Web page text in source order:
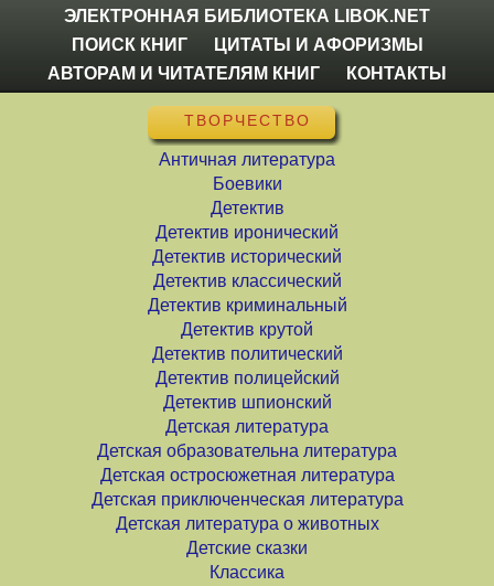
ЭЛЕКТРОННАЯ БИБЛИОТЕКА LIBOK.NET
ПОИСК КНИГ
ЦИТАТЫ И АФОРИЗМЫ
АВТОРАМ И ЧИТАТЕЛЯМ КНИГ
КОНТАКТЫ
ТВОРЧЕСТВО
Античная литература
Боевики
Детектив
Детектив иронический
Детектив исторический
Детектив классический
Детектив криминальный
Детектив крутой
Детектив политический
Детектив полицейский
Детектив шпионский
Детская литература
Детская образовательна литература
Детская остросюжетная литература
Детская приключенческая литература
Детская литература о животных
Детские сказки
Классика